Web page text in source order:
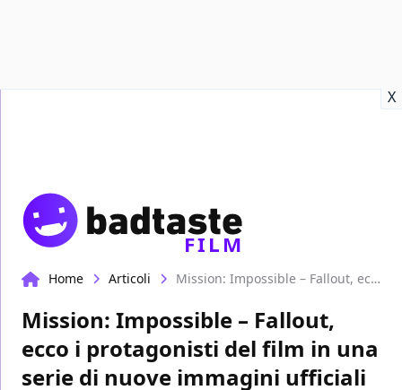
X
FILM
Home Articoli Mission: Impossible – Fallout, ecco i protagonisti del film in una serie di nuove immagini ufficiali
Mission: Impossible – Fallout,
ecco i protagonisti del film in una
serie di nuove immagini ufficiali